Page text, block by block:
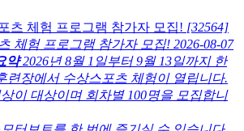
[32564]
체험 프로그램 참가자 모집! 2026-08-07
약 2026년 8월 1일부터 9월 13일까지 한
련장에서 수상스포츠 체험이 열립니다.
이 대상이며 회차별 100명을 모집합니